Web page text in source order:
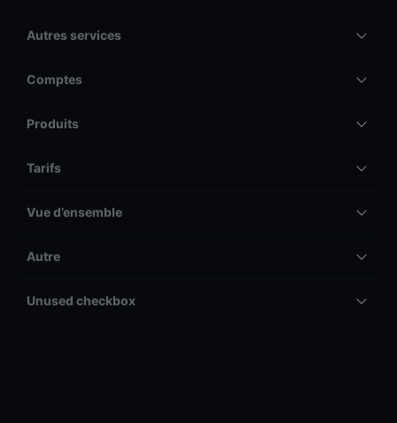
Autres services
Comptes
Produits
Tarifs
Vue d’ensemble
Autre
Unused checkbox